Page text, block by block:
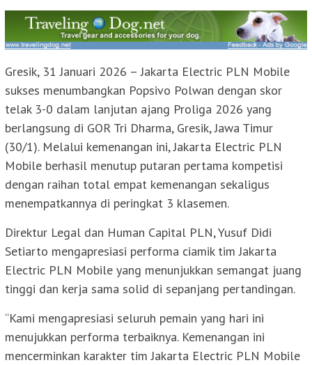
Gresik, 31 Januari 2026 – Jakarta Electric PLN Mobile
sukses menumbangkan Popsivo Polwan dengan skor
telak 3-0 dalam lanjutan ajang Proliga 2026 yang
berlangsung di GOR Tri Dharma, Gresik, Jawa Timur
(30/1). Melalui kemenangan ini, Jakarta Electric PLN
Mobile berhasil menutup putaran pertama kompetisi
dengan raihan total empat kemenangan sekaligus
menempatkannya di peringkat 3 klasemen.
Direktur Legal dan Human Capital PLN, Yusuf Didi
Setiarto mengapresiasi performa ciamik tim Jakarta
Electric PLN Mobile yang menunjukkan semangat juang
tinggi dan kerja sama solid di sepanjang pertandingan.
“Kami mengapresiasi seluruh pemain yang hari ini
menujukkan performa terbaiknya. Kemenangan ini
mencerminkan karakter tim Jakarta Electric PLN Mobile